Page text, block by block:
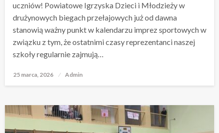
uczniów! Powiatowe Igrzyska Dzieci i Młodzieży w
drużynowych biegach przełajowych już od dawna
stanowią ważny punkt w kalendarzu imprez sportowych w
związku z tym, że ostatnimi czasy reprezentanci naszej
szkoły regularnie zajmują…
Opublikowane
25 marca, 2026 Admin